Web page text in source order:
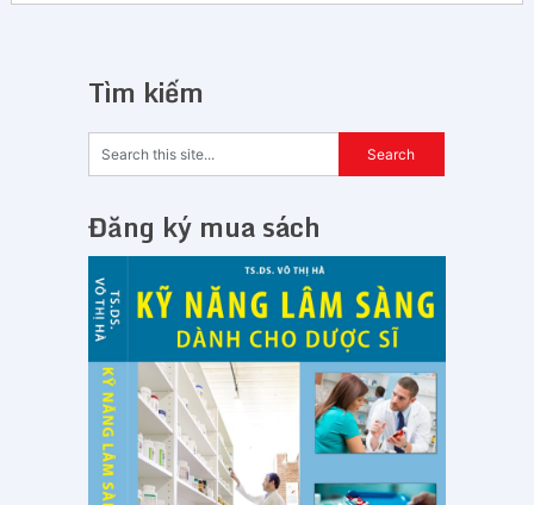
Tìm kiếm
Đăng ký mua sách